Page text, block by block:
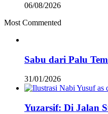
06/08/2026
Most Commented
Sabu dari Palu
31/01/2026
Yuzarsif: Di Jalan